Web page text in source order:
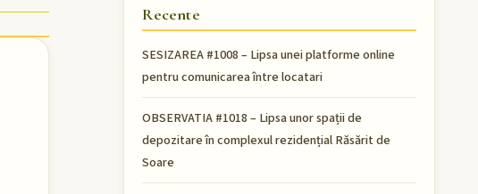
Recente
SESIZAREA #1008 – Lipsa unei platforme online
pentru comunicarea între locatari
OBSERVATIA #1018 – Lipsa unor spații de
depozitare în complexul rezidențial Răsărit de
Soare